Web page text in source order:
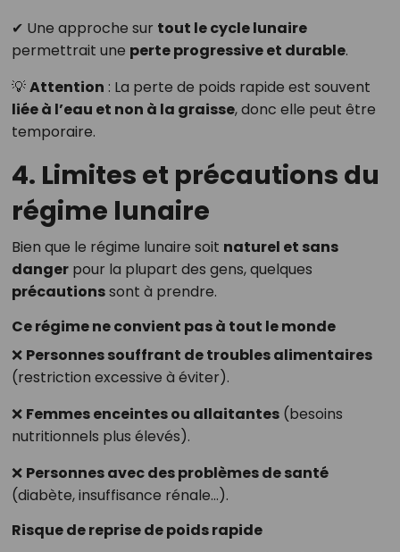
✔ Une approche sur tout le cycle lunaire
permettrait une perte progressive et durable.
💡Attention : La perte de poids rapide est souvent
liée à l’eau et non à la graisse, donc elle peut être
temporaire.
4. Limites et précautions du
régime lunaire
Bien que le régime lunaire soit naturel et sans
dangerpour la plupart des gens, quelques
précautionssont à prendre.
Ce régime ne convient pas à tout le monde
❌ Personnes souffrant de troubles alimentaires
(restriction excessive à éviter).
❌ Femmes enceintes ou allaitantes(besoins
nutritionnels plus élevés).
❌ Personnes avec des problèmes de santé
(diabète, insuffisance rénale…).
Risque de reprise de poids rapide